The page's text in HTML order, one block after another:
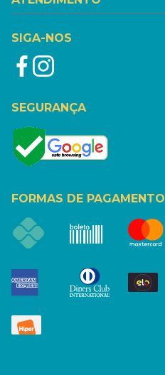
SIGA-NOS
SEGURANÇA
FORMAS DE PAGAMENTO